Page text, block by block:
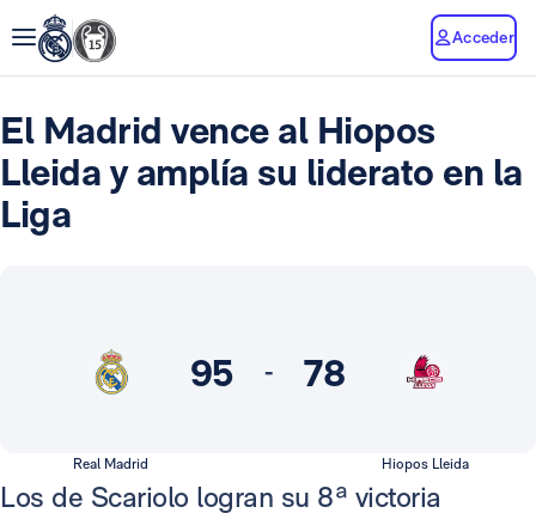
Acceder
El Madrid vence al Hiopos
Lleida y amplía su liderato en la
Liga
95 - 78
Real Madrid Hiopos Lleida
Los de Scariolo logran su 8ª victoria